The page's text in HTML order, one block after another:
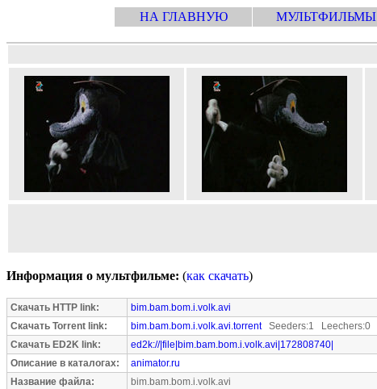
НА ГЛАВНУЮ МУЛЬТФИЛЬМЫ
Информация о мультфильме: (как скачать)
Скачать HTTP link:
bim.bam.bom.i.volk.avi
Скачать Torrent link:
bim.bam.bom.i.volk.avi.torrentSeeders:1 Leechers:0
Скачать ED2K link:
ed2k://|file|bim.bam.bom.i.volk.avi|172808740|
Описание в каталогах:
animator.ru
Название файла:
bim.bam.bom.i.volk.avi